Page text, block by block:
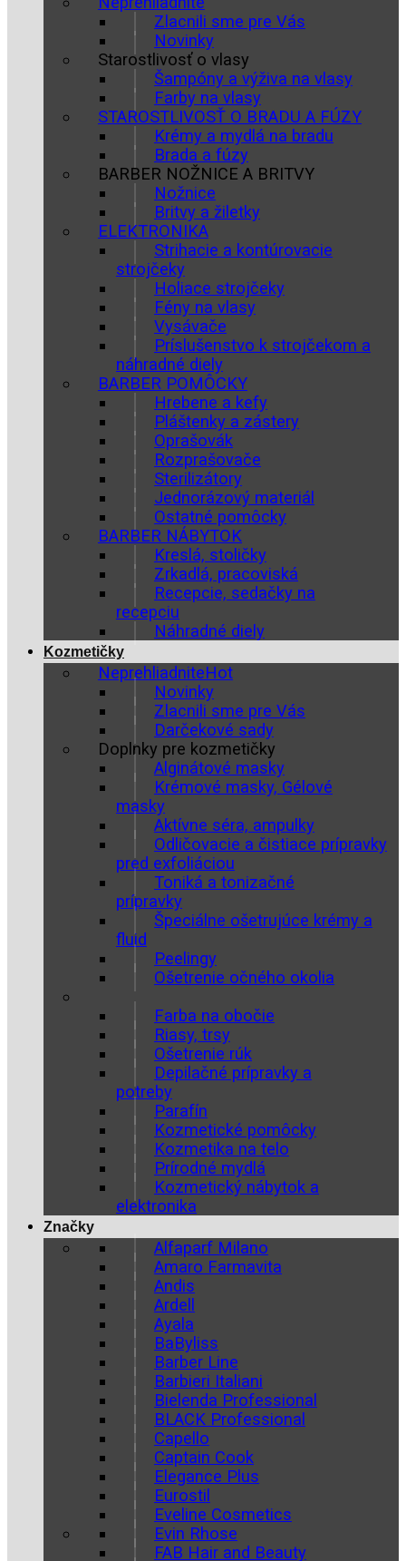
Zlacnili sme pre Vás
Novinky
Starostlivosť o vlasy
Šampóny a výživa na vlasy
Farby na vlasy
STAROSTLIVOSŤ O BRADU A FÚZY
Krémy a mydlá na bradu
Brada a fúzy
BARBER NOŽNICE A BRITVY
Nožnice
Britvy a žiletky
ELEKTRONIKA
Strihacie a kontúrovacie
strojčeky
Holiace strojčeky
Fény na vlasy
Vysávače
Príslušenstvo k strojčekom a
náhradné diely
BARBER POMÔCKY
Hrebene a kefy
Pláštenky a zástery
Oprašovák
Rozprašovače
Sterilizátory
Jednorázový materiál
Ostatné pomôcky
BARBER NÁBYTOK
Kreslá, stoličky
Zrkadlá, pracoviská
Recepcie, sedačky na
recepciu
Náhradné diely
Kozmetičky
Neprehliadnite
Novinky
Zlacnili sme pre Vás
Darčekové sady
Doplnky pre kozmetičky
Alginátové masky
Krémové masky, Gélové
masky
Aktívne séra, ampulky
Odličovacie a čistiace prípravky
pred exfoliáciou
Toniká a tonizačné
prípravky
Špeciálne ošetrujúce krémy a
fluid
Peelingy
Ošetrenie očného okolia
Farba na obočie
Riasy, trsy
Ošetrenie rúk
Depilačné prípravky a
potreby
Parafín
Kozmetické pomôcky
Kozmetika na telo
Prírodné mydlá
Kozmetický nábytok a
elektronika
Značky
Alfaparf Milano
Amaro Farmavita
Andis
Ardell
Ayala
BaByliss
Barber Line
Barbieri Italiani
Bielenda Professional
BLACK Professional
Capello
Captain Cook
Elegance Plus
Eurostil
Eveline Cosmetics
Evin Rhose
FAB Hair and Beauty